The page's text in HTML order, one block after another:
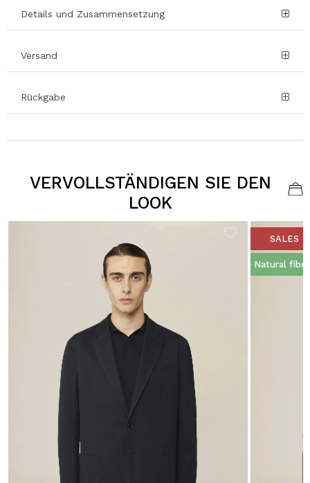
Details und Zusammensetzung
Versand
Rückgabe
VERVOLLSTÄNDIGEN SIE DEN
LOOK
SALES
Natural